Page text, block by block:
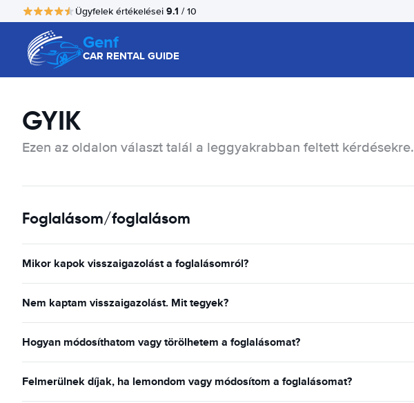
Ügyfelek értékelései 9.1 / 10
Genf
CAR RENTAL GUIDE
GYIK
Ezen az oldalon választ talál a leggyakrabban feltett kérdésekre.
Foglalásom/foglalásom
Mikor kapok visszaigazolást a foglalásomról?
Nem kaptam visszaigazolást. Mit tegyek?
Hogyan módosíthatom vagy törölhetem a foglalásomat?
Felmerülnek díjak, ha lemondom vagy módosítom a foglalásomat?